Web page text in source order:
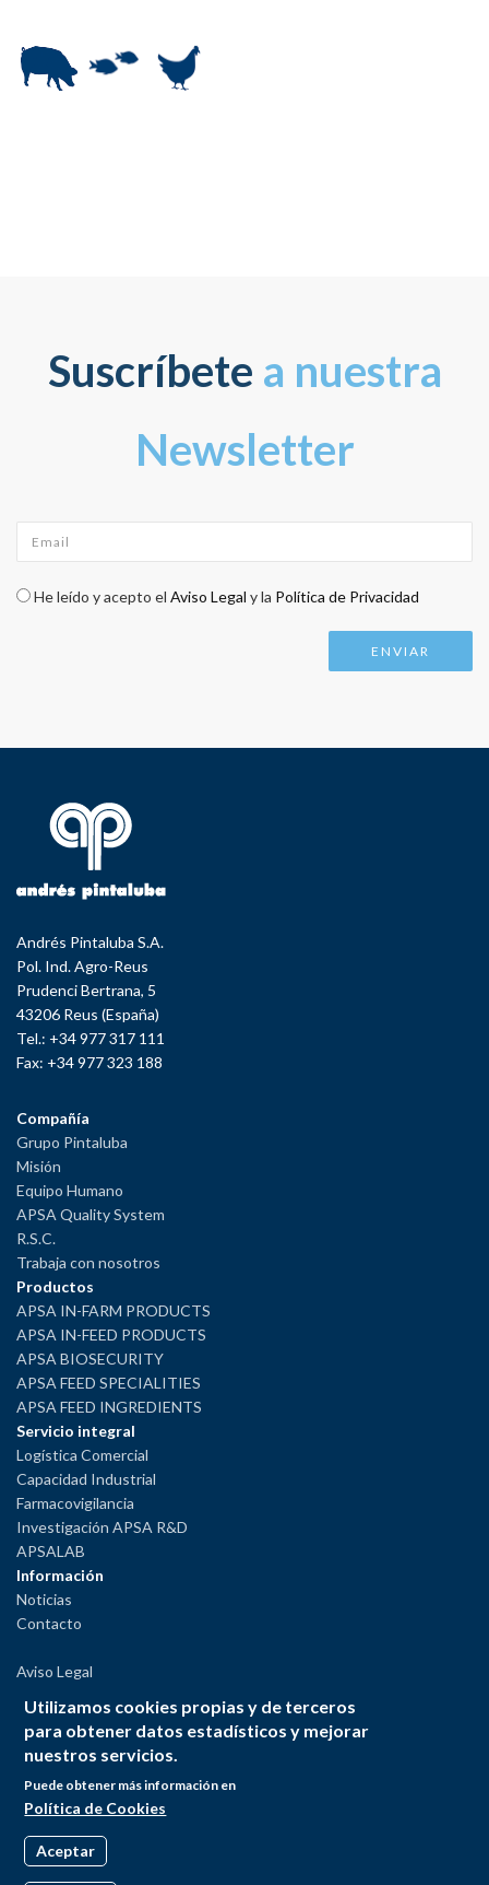
Suscríbete a nuestra
Newsletter
Check legal*
He leído y acepto el Aviso Legal y la Política de Privacidad
Andrés Pintaluba S.A.
Pol. Ind. Agro-Reus
Prudenci Bertrana, 5
43206 Reus (España)
Tel.: +34 977 317 111
Fax: +34 977 323 188
Compañía
Grupo Pintaluba
Misión
Equipo Humano
APSA Quality System
R.S.C.
Trabaja con nosotros
Productos
APSA IN-FARM PRODUCTS
APSA IN-FEED PRODUCTS
APSA BIOSECURITY
APSA FEED SPECIALITIES
APSA FEED INGREDIENTS
Servicio integral
Logística Comercial
Capacidad Industrial
Farmacovigilancia
Investigación APSA R&D
APSALAB
Información
Noticias
Contacto
Aviso Legal
Política de Cookies
Política del Sistema Interno de Información
Utilizamos cookies propias y de terceros
para obtener datos estadísticos y mejorar
nuestros servicios.
Puede obtener más información en
Política de Cookies
Aceptar